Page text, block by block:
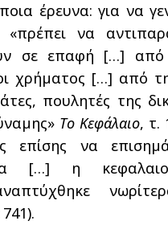
έρευνα: για να
«πρέπει να
σε επαφή […]
χρήματος […] από
πουλητές της
Το Κεφάλαιο, τ.
επίσης να
[…] η